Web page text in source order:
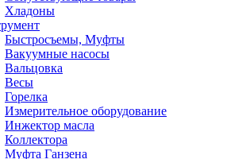
Хладоны
Быстросъемы, Муфты
Вакуумные насосы
Вальцовка
Весы
Горелка
Измерительное оборудование
Инжектор масла
Коллектора
Муфта Ганзена